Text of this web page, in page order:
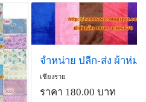
จำหน่าย ปลีก-ส่ง ผ้าห่มเ
เชียงราย
ราคา 180.00 บาท